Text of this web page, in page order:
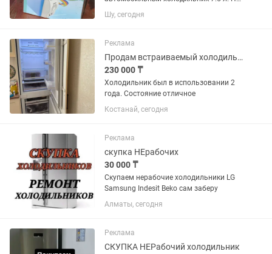
использовался ни разу, полностью
новый. Оснащён функциями
поездок, отдыха, рыбалки, кемпинга и...
Шу, сегодня
Реклама
Продам встраиваемый холодильник
230 000 ₸
Холодильник был в использовании 2
года. Состояние отличное
Костанай, сегодня
Реклама
скупка НЕрабочих
30 000 ₸
Скупаем нерабочие холодильники LG
Samsung Indesit Beko сам заберу
Алматы, сегодня
Реклама
СКУПКА НЕРабочий холодильник